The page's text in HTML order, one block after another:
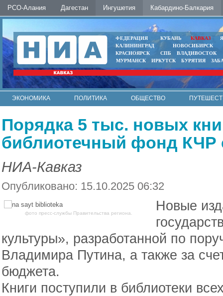
РСО-Алания Дагестан Ингушетия Кабардино-Балкария
ФЕДЕРАЦИЯ КУБАНЬ КАВКАЗ
КАЛИНИНГРАД
НОВОСИБИРСК
КРАСНОЯРСК
СПБ
ВЛАДИВОСТОК
МУРМАНСК
ИРКУТСК БУРЯТИЯ
ЭКОНОМИКА ПОЛИТИКА ОБЩЕСТВО
Порядка 5 тыс. новых
библиотечный фонд КЧР
НИА-Кавказ
Опубликовано: 15.10.2025 06:32
фото пресс-службы Правительства региона.
Новые
культуры», разработанной по
Владимира Путина, а также за
бюджета.
Книги поступили в библиотеки